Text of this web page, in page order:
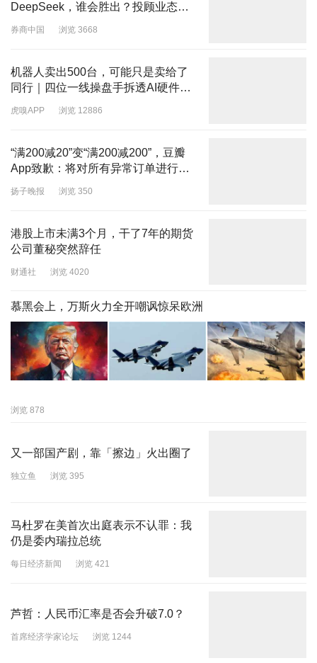
DeepSeek，谁会胜出？投顾业态迎
券商中国 浏览 3668
机器人卖出500台，可能只是卖给了
同行｜四位一线操盘手拆透AI硬件的
虎嗅APP 浏览 12886
“满200减20”变“满200减200”，豆瓣
App致歉：将对所有异常订单进行自
扬子晚报 浏览 350
港股上市未满3个月，干了7年的期货
公司董秘突然辞任
财通社 浏览 4020
慕黑会上，万斯火力全开嘲讽惊呆欧洲
浏览 878
又一部国产剧，靠「擦边」火出圈了
独立鱼 浏览 395
马杜罗在美首次出庭表示不认罪：我
仍是委内瑞拉总统
每日经济新闻 浏览 421
芦哲：人民币汇率是否会升破7.0？
首席经济学家论坛 浏览 1244